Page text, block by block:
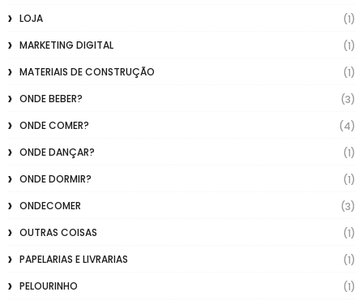
LOJA
(1)
MARKETING DIGITAL
(1)
MATERIAIS DE CONSTRUÇÃO
(1)
ONDE BEBER?
(3)
ONDE COMER?
(4)
ONDE DANÇAR?
(1)
ONDE DORMIR?
(1)
ONDECOMER
(3)
OUTRAS COISAS
(1)
PAPELARIAS E LIVRARIAS
(1)
PELOURINHO
(1)